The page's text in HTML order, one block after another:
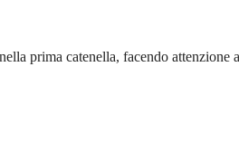
prima catenella, facendo